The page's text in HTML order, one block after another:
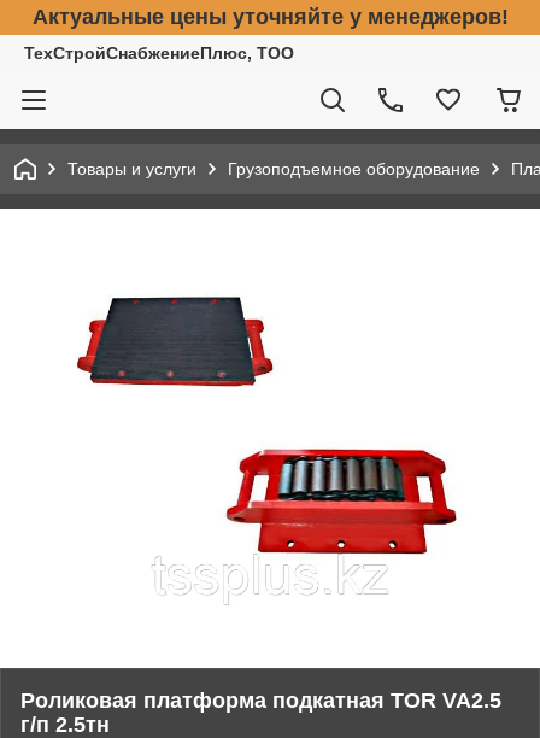
Актуальные цены уточняйте у менеджеров!
ТехСтройСнабжениеПлюс, ТОО
Товары и услуги Грузоподъемное оборудование
Роликовая платформа подкатная TOR VA2.5
г/п 2.5тн